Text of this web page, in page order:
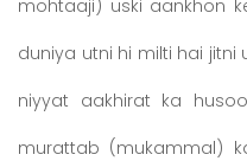
mohtaaji) uski aankhon
duniya utni hi milti hai jitni
niyyat aakhirat ka
murattab (mukammal)